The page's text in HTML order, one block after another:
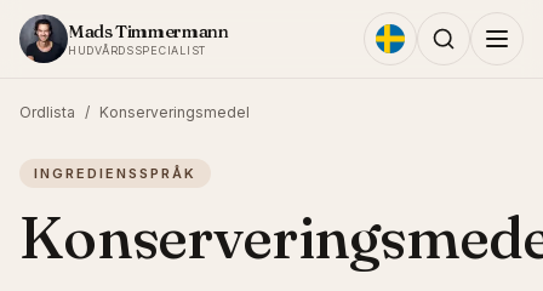
Hoppa till innehållet
Mads Timmermann
HUDVÅRDSSPECIALIST
Ordlista / Konserveringsmedel
INGREDIENSSPRÅK